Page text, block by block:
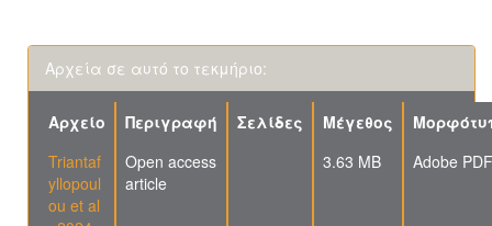
Αρχεία σε αυτό το τεκμήριο:
Αρχείο Περιγραφή Σελίδες Μέγεθος
Triantaf
yllopoul
ou et al
Open access
article
3.63 MB Adobe PDF